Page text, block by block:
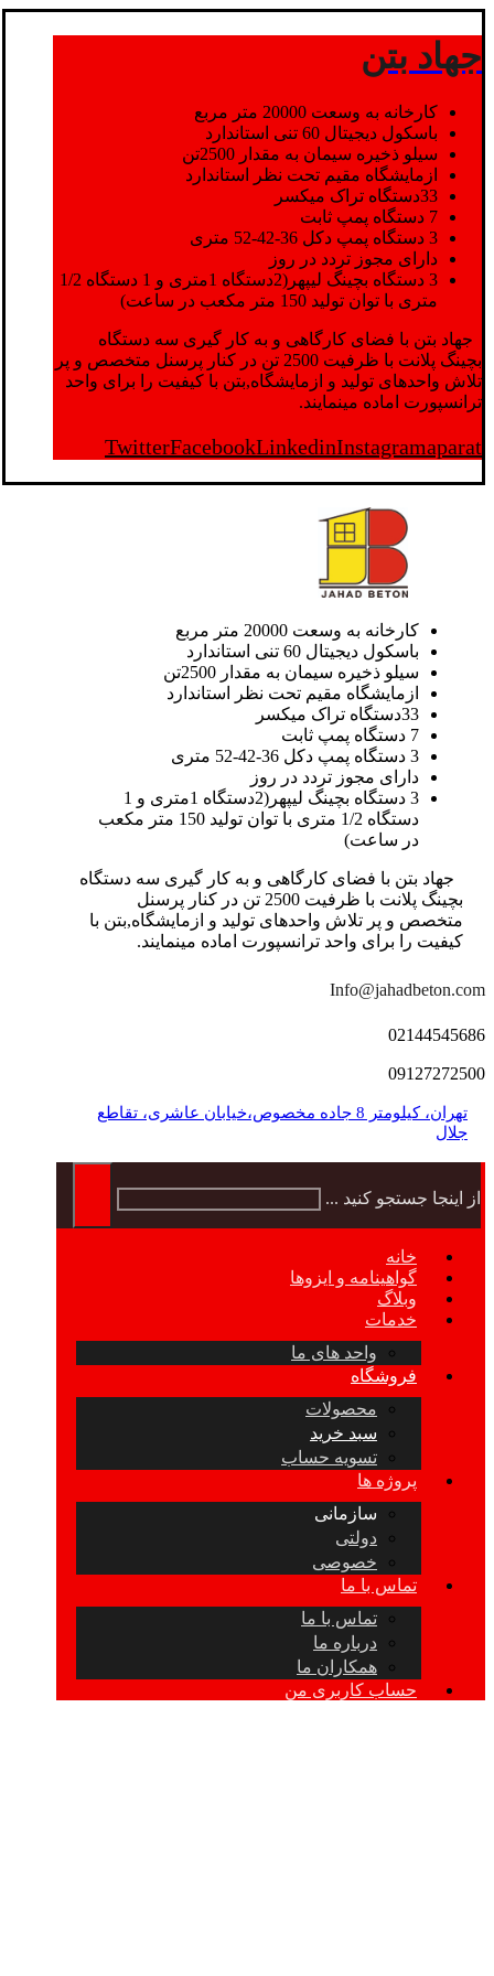
جهاد بتن
کارخانه به وسعت 20000 متر مربع
باسکول دیجیتال 60 تنی استاندارد
سیلو ذخیره سیمان به مقدار 2500تن
ازمایشگاه مقیم تحت نظر استاندارد
33دستگاه تراک میکسر
7 دستگاه پمپ ثابت
3 دستگاه پمپ دکل 36-42-52 متری
دارای مجوز تردد در روز
3 دستگاه بچینگ لیپهر(2دستگاه 1متری و 1 دستگاه 1/2
متری با توان تولید 150 متر مکعب در ساعت)
جهاد بتن با فضای کارگاهی و به کار گیری سه دستگاه
بچینگ پلانت با ظرفیت 2500 تن در کنار پرسنل متخصص و پر
تلاش واحدهای تولید و ازمایشگاه,بتن با کیفیت را برای واحد
ترانسپورت اماده مینمایند.
TwitterFacebookLinkedinInstagramaparat
کارخانه به وسعت 20000 متر مربع
باسکول دیجیتال 60 تنی استاندارد
سیلو ذخیره سیمان به مقدار 2500تن
ازمایشگاه مقیم تحت نظر استاندارد
33دستگاه تراک میکسر
7 دستگاه پمپ ثابت
3 دستگاه پمپ دکل 36-42-52 متری
دارای مجوز تردد در روز
3 دستگاه بچینگ لیپهر(2دستگاه 1متری و 1
دستگاه 1/2 متری با توان تولید 150 متر مکعب
در ساعت)
جهاد بتن با فضای کارگاهی و به کار گیری سه دستگاه
بچینگ پلانت با ظرفیت 2500 تن در کنار پرسنل
متخصص و پر تلاش واحدهای تولید و ازمایشگاه,بتن با
کیفیت را برای واحد ترانسپورت اماده مینمایند.
Info@jahadbeton.com
02144545686
09127272500
تهران، کیلومتر 8 جاده مخصوص،خیابان عاشری، تقاطع
جلال
از اینجا جستجو کنید ...
خانه
گواهینامه و ایزوها
وبلاگ
خدمات
واحد های ما
فروشگاه
محصولات
سبد خرید
تسویه حساب
پروژه ها
سازمانی
دولتی
خصوصی
تماس با ما
تماس با ما
درباره ما
همکاران ما
حساب کاربری من